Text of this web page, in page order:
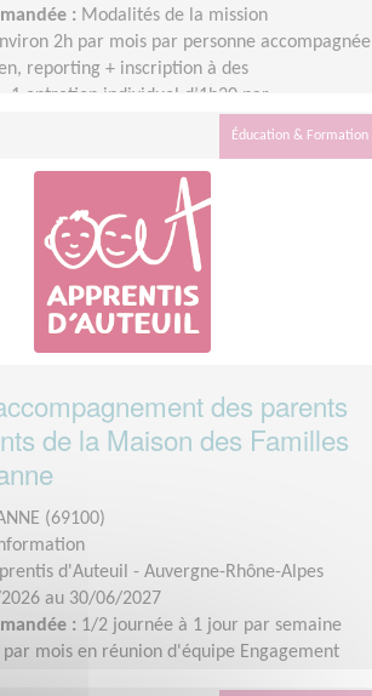
: Modalités de la mission
2h par mois par personne accompagnée
reporting + inscription à des
1 entretien individuel d’1h30 par
accompagnées : 1 à 3
Éducation & Formation
des parents
de la Maison des Familles
(69100)
d'Auteuil - Auvergne-Rhône-Alpes
au 30/06/2027
: 1/2 journée à 1 jour par semaine
mois en réunion d'équipe Engagement